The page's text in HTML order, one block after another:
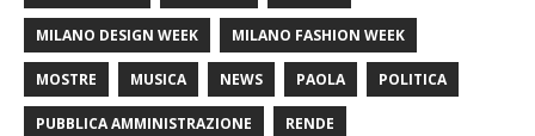
MILANO DESIGN WEEK MILANO FASHION WEEK
MOSTRE MUSICA NEWS PAOLA POLITICA
PUBBLICA AMMINISTRAZIONE RENDE